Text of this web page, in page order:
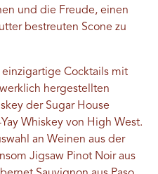
und die Freude, einen
bestreuten Scone zu
Cocktails mit
hergestellten
der Sugar House
Whiskey von High West.
an Weinen aus der
Jigsaw Pinot Noir aus